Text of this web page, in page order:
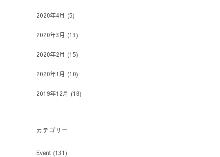
2020年4月 (5)
2020年3月 (13)
2020年2月 (15)
2020年1月 (10)
2019年12月 (18)
カテゴリー
Event (131)